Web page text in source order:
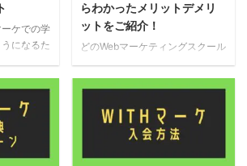
ケでの学
になるた
らしっか
ね。 実
て、Web
にインタ
効果的に
聞きしま
らわかったメリットデメリ
ットをご紹介！
どのWebマーケティングスクール
も気になります… Webマーケティ
ングスクールを比較する際に口コ
ミ評判がいいのかはしっかりと確
認するでしょう。 そこでこの記
事ではWithマーケの良い評判・悪
い評判をご紹介しております。